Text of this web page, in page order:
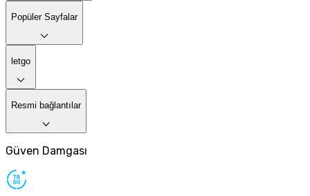
Popüler Sayfalar
letgo
Resmi bağlantılar
Güven Damgası